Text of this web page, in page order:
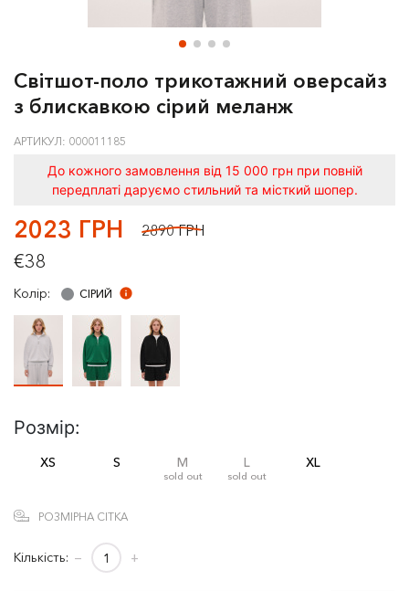
Світшот-поло трикотажний оверсайз
з блискавкою сірий меланж
АРТИКУЛ: 000011185
До кожного замовлення від 15 000 грн при повній
передплаті даруємо стильний та місткий шопер.
2023 ГРН 2890 ГРН
€38
Колір: СIРИЙ
Розмір:
XS S M
sold out
L
sold out
XL
РОЗМІРНА СІТКА
Кількість: − +